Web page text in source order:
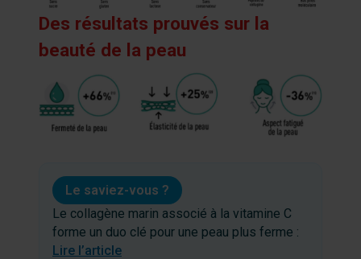
Des résultats prouvés sur la
beauté de la peau
Le saviez-vous ?
Le collagène marin associé à la vitamine C
forme un duo clé pour une peau plus ferme :
Lire l’article